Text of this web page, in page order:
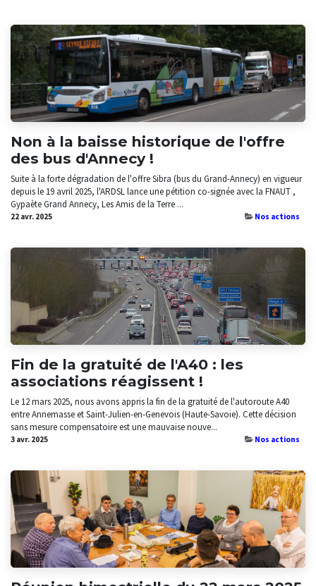
Non à la baisse historique de l'offre
des bus d'Annecy !
Suite à la forte dégradation de l'offre Sibra (bus du Grand-Annecy) en vigueur
depuis le 19 avril 2025, l'ARDSL lance une pétition co-signée avec la FNAUT ,
Gypaète Grand Annecy, Les Amis de la Terre ...
22 avr. 2025 Nos actions
Fin de la gratuité de l'A40 : les
associations réagissent !
​Le 12 mars 2025, nous avons appris la fin de la gratuité de l'autoroute A40
entre Annemasse et Saint-Julien-en-Genevois (Haute-Savoie). Cette décision
sans mesure compensatoire est une mauvaise nouve...
3 avr. 2025 Nos actions